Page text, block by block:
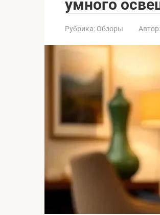
умного
Рубрика: Обзоры Автор: